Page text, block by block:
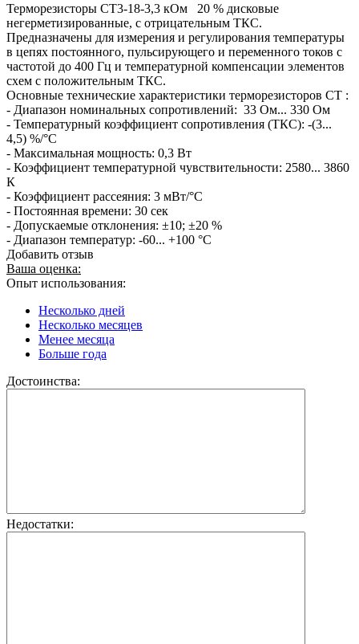
Терморезисторы СТ3-18-3,3 кОм 20 % дисковые
негерметизированные, с отрицательным ТКС.
Предназначены для измерения и регулирования температуры
в цепях постоянного, пульсирующего и переменного токов с
частотой до 400 Гц и температурной компенсации элементов
схем с положительным ТКС.
Основные технические характеристики терморезисторов СТ :
- Диапазон номинальных сопротивлений: 33 Ом... 330 Ом
- Температурный коэффициент сопротивления (ТКС): -(3...
4,5) %/°С
- Максимальная мощность: 0,3 Вт
- Коэффициент температурной чувствительности: 2580... 3860
К
- Коэффициент рассеяния: 3 мВт/°С
- Постоянная времени: 30 сек
- Допускаемые отклонения: ±10; ±20 %
- Диапазон температур: -60... +100 °С
Добавить отзыв
Ваша оценка:
Опыт использования:
Несколько дней
Несколько месяцев
Менее месяца
Больше года
Достоинства:
Недостатки: